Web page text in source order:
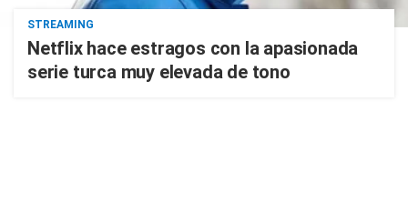
STREAMING
Netflix hace estragos con la apasionada
serie turca muy elevada de tono